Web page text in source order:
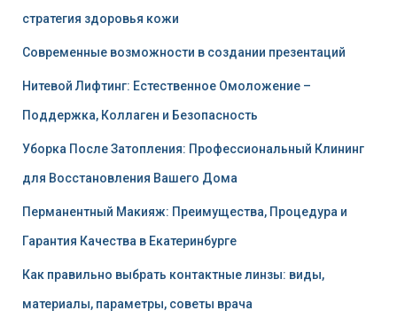
стратегия здоровья кожи
Современные возможности в создании презентаций
Нитевой Лифтинг: Естественное Омоложение –
Поддержка, Коллаген и Безопасность
Уборка После Затопления: Профессиональный Клининг
для Восстановления Вашего Дома
Перманентный Макияж: Преимущества, Процедура и
Гарантия Качества в Екатеринбурге
Как правильно выбрать контактные линзы: виды,
материалы, параметры, советы врача